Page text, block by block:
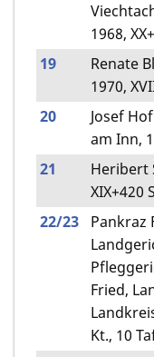
1968,
19
Renate
1970,
20
Josef
am Inn,
21
Heribert
XIX+420
22/23
Pankraz
Fried,
Kt., 10